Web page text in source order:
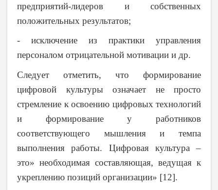
предприятий-лидеров и собственных
положительных результатов;
- исключение из практики управления
персоналом отрицательной мотивации и др.
Следует отметить, что формирование
цифровой культуры означает не просто
стремление к освоению цифровых технологий
и формирование у работников
соответствующего мышления и темпа
выполнения работы. Цифровая культура –
это» необходимая составляющая, ведущая к
укреплению позиций организации» [12].